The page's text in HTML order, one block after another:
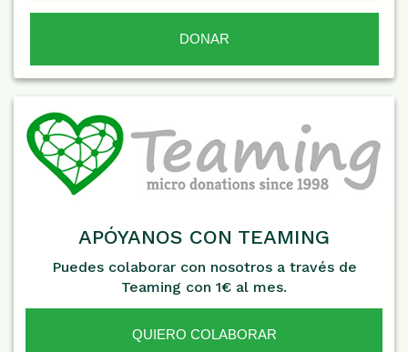
APÓYANOS CON TEAMING
Puedes colaborar con nosotros a través de
Teaming con 1€ al mes.
QUIERO COLABORAR